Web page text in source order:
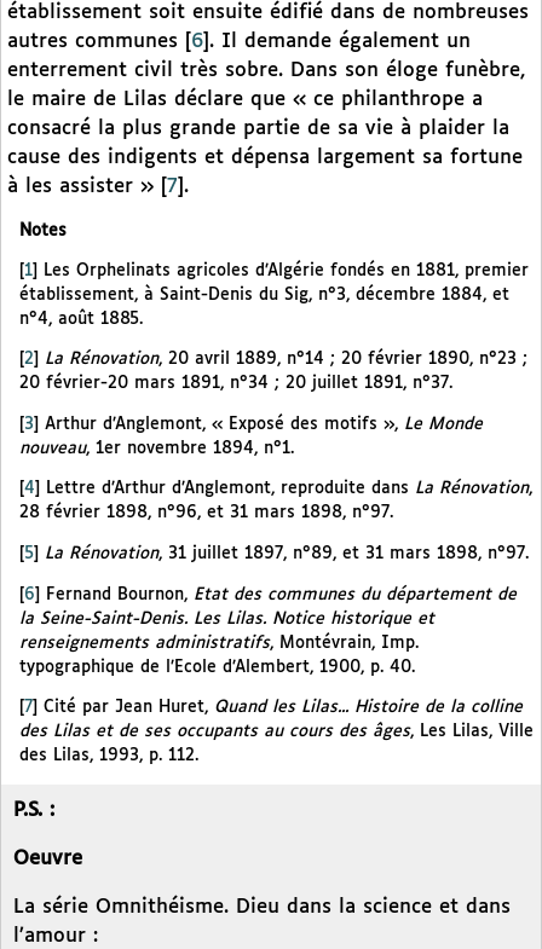
établissement soit ensuite édifié dans de nombreuses
autres communes
6 . Il demande également un
enterrement civil très sobre. Dans son éloge funèbre,
le maire de Lilas déclare que « ce philanthrope a
consacré la plus grande partie de sa vie à plaider la
cause des indigents et dépensa largement sa fortune
à les assister »
7 .
Notes
[1]
Les Orphelinats agricoles d’Algérie fondés en 1881, premier
établissement, à Saint-Denis du Sig, n°3, décembre 1884, et
n°4, août 1885.
2 La Rénovation, 20 avril 1889, n°14 ; 20 février 1890, n°23 ;
20 février-20 mars 1891, n°34 ; 20 juillet 1891, n°37.
[3] Arthur d’Anglemont, « Exposé des motifs », Le Monde
nouveau, 1er novembre 1894, n°1.
4 Lettre d’Arthur d’Anglemont, reproduite dans La Rénovation,
28 février 1898, n°96, et 31 mars 1898, n°97.
5 La Rénovation, 31 juillet 1897, n°89, et 31 mars 1898, n°97.
[6] Fernand Bournon, Etat des communes du département de
la Seine-Saint-Denis. Les Lilas. Notice historique et
renseignements administratifs, Montévrain, Imp.
typographique de l’Ecole d’Alembert, 1900, p. 40.
7 Cité par Jean Huret, Quand les Lilas... Histoire de la colline
des Lilas et de ses occupants au cours des âges, Les Lilas, Ville
des Lilas, 1993, p. 112.
P.S. :
Oeuvre
La série Omnithéisme. Dieu dans la science et dans
l’amour :